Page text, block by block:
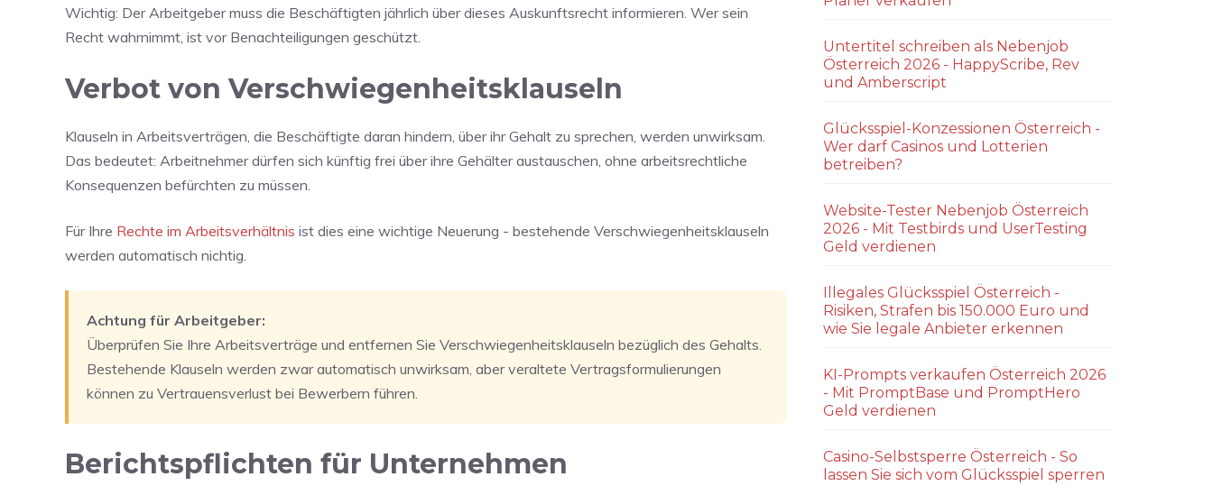
Wichtig: Der Arbeitgeber muss die Beschäftigten jährlich über dieses Auskunftsrecht informieren. Wer sein
Recht wahrnimmt, ist vor Benachteiligungen geschützt.
Verbot von Verschwiegenheitsklauseln
Klauseln in Arbeitsverträgen, die Beschäftigte daran hindern, über ihr Gehalt zu sprechen, werden unwirksam.
Das bedeutet: Arbeitnehmer dürfen sich künftig frei über ihre Gehälter austauschen, ohne arbeitsrechtliche
Konsequenzen befürchten zu müssen.
Für Ihre Rechte im Arbeitsverhältnis ist dies eine wichtige Neuerung - bestehende Verschwiegenheitsklauseln
werden automatisch nichtig.
Achtung für Arbeitgeber:
Überprüfen Sie Ihre Arbeitsverträge und entfernen Sie Verschwiegenheitsklauseln bezüglich des Gehalts.
Bestehende Klauseln werden zwar automatisch unwirksam, aber veraltete Vertragsformulierungen
können zu Vertrauensverlust bei Bewerbern führen.
Berichtspflichten für Unternehmen
Untertitel schreiben als Nebenjob
Österreich 2026 - HappyScribe, Rev
und Amberscript
Glücksspiel-Konzessionen Österreich -
Wer darf Casinos und Lotterien
betreiben?
Website-Tester Nebenjob Österreich
2026 - Mit Testbirds und UserTesting
Geld verdienen
Illegales Glücksspiel Österreich -
Risiken, Strafen bis 150.000 Euro und
wie Sie legale Anbieter erkennen
KI-Prompts verkaufen Österreich 2026
- Mit PromptBase und PromptHero
Geld verdienen
Casino-Selbstsperre Österreich - So
lassen Sie sich vom Glücksspiel sperren